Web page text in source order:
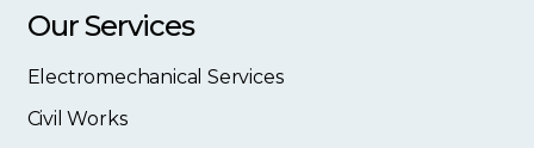
Our Services
Electromechanical Services
Civil Works